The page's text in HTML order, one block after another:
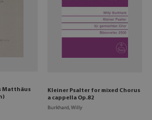
Matthäus
Kleiner Psalter for mixed Chorus
a cappella Op.82
Burkhard, Willy